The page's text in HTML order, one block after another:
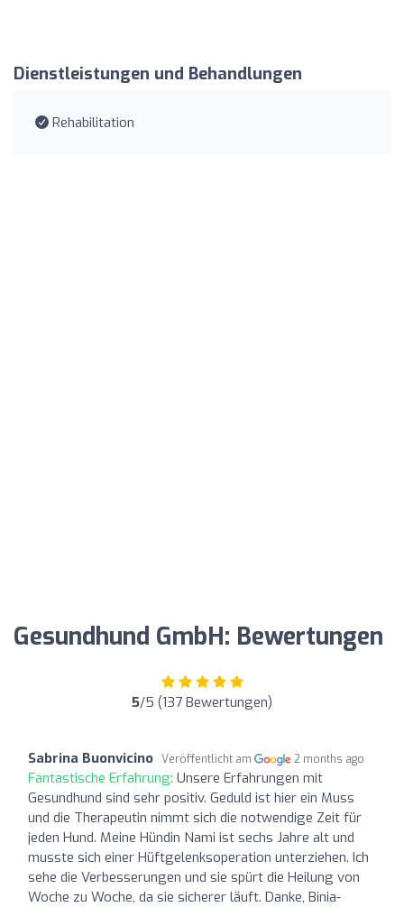
Dienstleistungen und Behandlungen
Rehabilitation
Gesundhund GmbH: Bewertungen
5/5 (137 Bewertungen)
Sabrina Buonvicino Veröffentlicht am 2 months ago
Fantastische Erfahrung: Unsere Erfahrungen mit
Gesundhund sind sehr positiv. Geduld ist hier ein Muss
und die Therapeutin nimmt sich die notwendige Zeit für
jeden Hund. Meine Hündin Nami ist sechs Jahre alt und
musste sich einer Hüftgelenksoperation unterziehen. Ich
sehe die Verbesserungen und sie spürt die Heilung von
Woche zu Woche, da sie sicherer läuft. Danke, Binia-